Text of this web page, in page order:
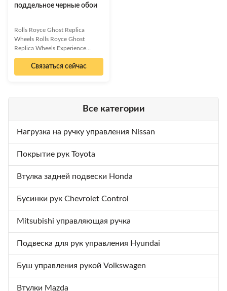
поддельное черные обои
Rolls Royce Ghost Replica
Wheels Rolls Royce Ghost
Replica Wheels Experience
unparalleled elegance and
performance with these premium
replica wheels, meticulously
technologies, these Rolls Royce
Ghost Replica Wheels are built to
please your heart with design and
quality. Alluring and tasteful,
these
Связаться сейчас
Все категории
Нагрузка на ручку управления Nissan
Покрытие рук Toyota
Втулка задней подвески Honda
Бусинки рук Chevrolet Control
Mitsubishi управляющая ручка
Подвеска для рук управления Hyundai
Буш управления рукой Volkswagen
Втулки Mazda